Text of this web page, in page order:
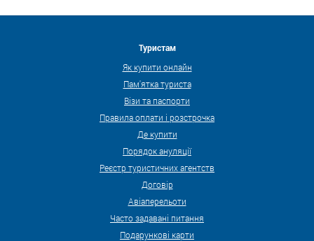
Туристам
Як купити онлайн
Пам'ятка туриста
Візи та паспорти
Правила оплати і розстрочка
Де купити
Порядок ануляції
Реєстр туристичних агентств
Договір
Авіаперельоти
Часто задавані питання
Подарункові карти